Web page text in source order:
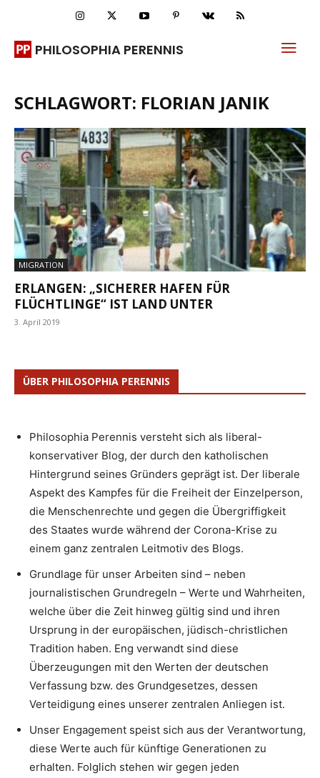
PHILOSOPHIA PERENNIS
SCHLAGWORT: FLORIAN JANIK
MIGRATION
ERLANGEN: „SICHERER HAFEN FÜR
FLÜCHTLINGE“ IST LAND UNTER
3. April 2019
ÜBER PHILOSOPHIA PERENNIS
Philosophia Perennis versteht sich als liberal-
konservativer Blog, der durch den katholischen
Hintergrund seines Gründers geprägt ist. Der liberale
Aspekt des Kampfes für die Freiheit der Einzelperson,
die Menschenrechte und gegen die Übergriffigkeit
des Staates wurde während der Corona-Krise zu
einem ganz zentralen Leitmotiv des Blogs.
Grundlage für unser Arbeiten sind – neben
journalistischen Grundregeln – Werte und Wahrheiten,
welche über die Zeit hinweg gültig sind und ihren
Ursprung in der europäischen, jüdisch-christlichen
Tradition haben. Eng verwandt sind diese
Überzeugungen mit den Werten der deutschen
Verfassung bzw. des Grundgesetzes, dessen
Verteidigung eines unserer zentralen Anliegen ist.
Unser Engagement speist sich aus der Verantwortung,
diese Werte auch für künftige Generationen zu
erhalten. Folglich stehen wir gegen jeden